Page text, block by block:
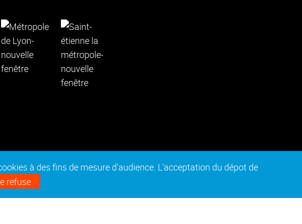
à des fins de mesure d'audience. L'acceptation du dépot de
refuse
Accessibilité : non conforme